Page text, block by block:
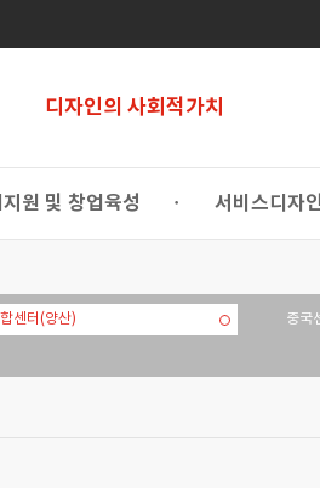
디자인의 사회적가치
원 및 창업육성 • 서비스디자
센터(양산)
중국